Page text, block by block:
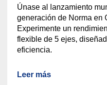
Únase al lanzamiento
generación de Norma en
Experimente un
flexible de 5 ejes,
eficiencia.
Leer más